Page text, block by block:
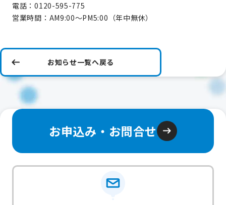
電話：0120-595-775
営業時間：AM9:00～PM5:00（年中無休）
お知らせ一覧へ戻る
お申込み・お問合せ